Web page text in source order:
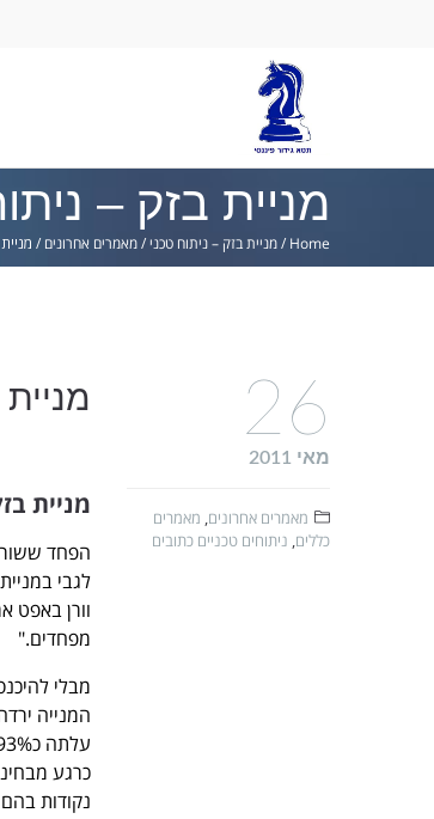
מניית בזק –
Home
/מניית בזק – ניתוח טכני/מאמרים אחרונים /
מניית
הפחד
לגבי
וורן באפט
מפחדים."
מבלי
עלתה כ93%
נקודות בהם
26
מאי 2011
מאמרים אחרונים, מאמרים
כללים, ניתוחים טכניים כתובים